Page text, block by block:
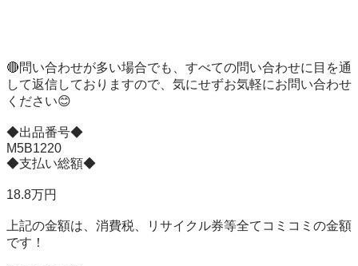
🔴問い合わせが多い場合でも、すべての問い合わせに目を通
して返信しておりますので、気にせずお気軽にお問い合わせ
ください😊
◆出品番号◆
M5B1220
◆支払い総額◆
18.8万円
上記の金額は、消費税、リサイクル券等全てコミコミの金額
です！